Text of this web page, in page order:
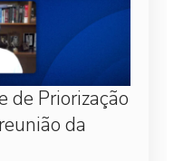
de Priorização
da